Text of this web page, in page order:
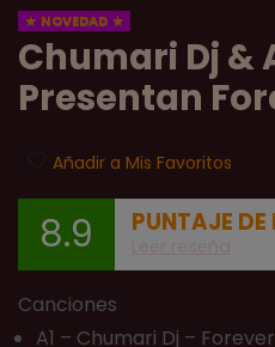
NOVEDAD
Chumari Dj &
Presentan
Añadir a Mis Favoritos
8.9 PUNTAJE DE
Canciones
A1 – Chumari Dj – Forever